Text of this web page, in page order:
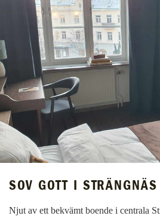
SOV GOTT I STRÄNGNÄS
Njut av ett bekvämt boende i centrala